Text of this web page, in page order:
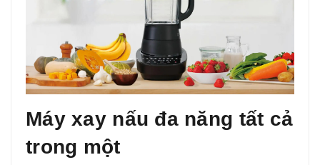
Máy xay nấu đa năng tất cả
trong một